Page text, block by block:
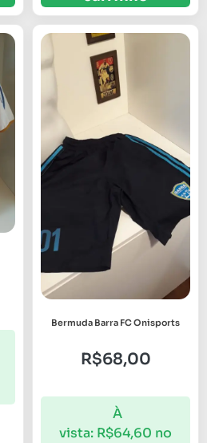
Bermuda Barra FC Onisports
R$68,00
À
vista: R$64,60 no